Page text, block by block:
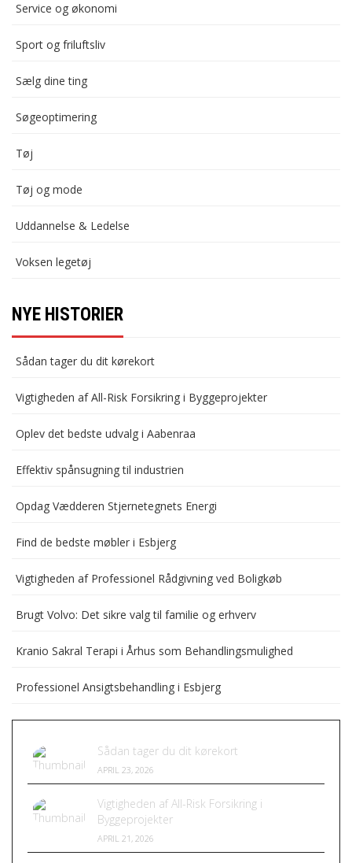
Service og økonomi
Sport og friluftsliv
Sælg dine ting
Søgeoptimering
Tøj
Tøj og mode
Uddannelse & Ledelse
Voksen legetøj
NYE HISTORIER
Sådan tager du dit kørekort
Vigtigheden af All-Risk Forsikring i Byggeprojekter
Oplev det bedste udvalg i Aabenraa
Effektiv spånsugning til industrien
Opdag Vædderen Stjernetegnets Energi
Find de bedste møbler i Esbjerg
Vigtigheden af Professionel Rådgivning ved Boligkøb
Brugt Volvo: Det sikre valg til familie og erhverv
Kranio Sakral Terapi i Århus som Behandlingsmulighed
Professionel Ansigtsbehandling i Esbjerg
Sådan tager du dit kørekort
APRIL 23, 2026
Vigtigheden af All-Risk Forsikring i
Byggeprojekter
APRIL 21, 2026